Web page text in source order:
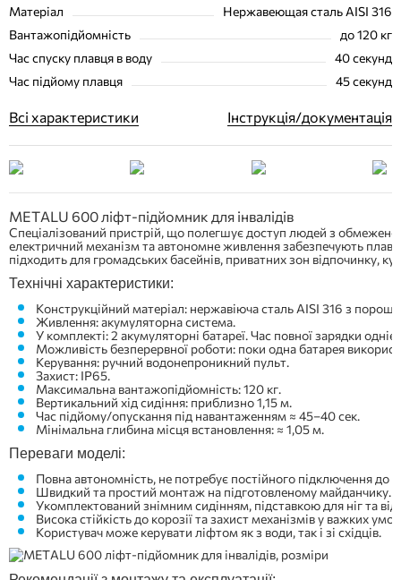
Матеріал
Нержавеющая сталь AISI 316
Вантажопідйомність
до 120 кг
Час спуску плавця в воду
40 секунд
Час підйому плавця
45 секунд
Всі характеристики Інструкція/документація
METALU 600 ліфт-підйомник для інвалідів
Спеціалізований пристрій, що полегшує доступ людей з
електричний механізм та автономне живлення забезпечують
підходить для громадських басейнів, приватних зон відпочинку,
Технічні характеристики:
Конструкційний матеріал: нержавіюча сталь AISI 316 з
Живлення: акумуляторна система.
У комплекті: 2 акумуляторні батареї. Час повної зарядки
Можливість безперервної роботи: поки одна батарея
Керування: ручний водонепроникний пульт.
Захист: IP65.
Максимальна вантажопідйомність: 120 кг.
Вертикальний хід сидіння: приблизно 1,15 м.
Час підйому/опускання під навантаженням ≈ 45–40 сек.
Мінімальна глибина місця встановлення: ≈ 1,05 м.
Переваги моделі:
Повна автономність, не потребує постійного підключення до
Швидкий та простий монтаж на підготовленому майданчику.
Укомплектований знімним сидінням, підставкою для ніг та
Висока стійкість до корозії та захист механізмів у важких
Користувач може керувати ліфтом як з води, так і зі східців.